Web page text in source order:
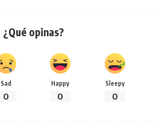
¿Qué opinas?
Sad
0
Happy
0
Sleepy
0